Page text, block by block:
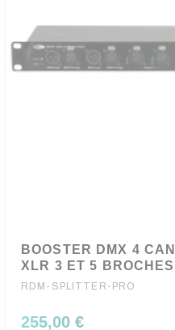
BOOSTER DMX 4
XLR 3 ET 5
RDM-SPLITTER-PRO
255,00 €